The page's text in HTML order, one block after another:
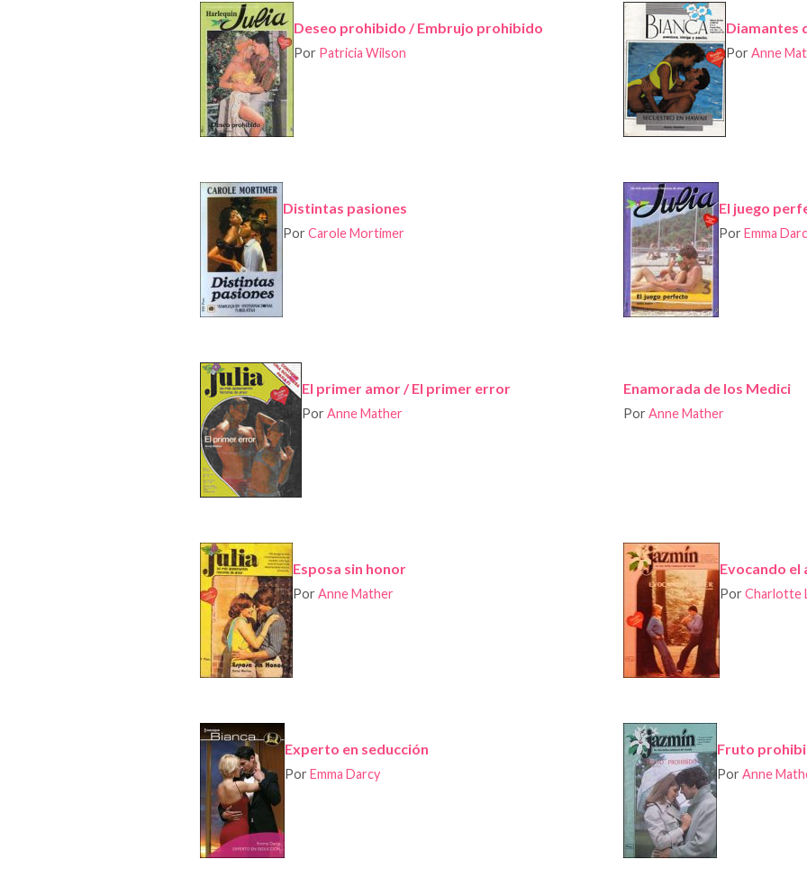
Deseo prohibido / Embrujo prohibido
Por Patricia Wilson
Diamantes
Por Anne
Distintas pasiones
Por Carole Mortimer
El juego
Por Emma
El primer amor / El primer error
Por Anne Mather
Enamorada de los Medici
Por Anne Mather
Esposa sin honor
Por Anne Mather
Evocando el
Por Charlotte
Experto en seducción
Por Emma Darcy
Fruto
Por Anne